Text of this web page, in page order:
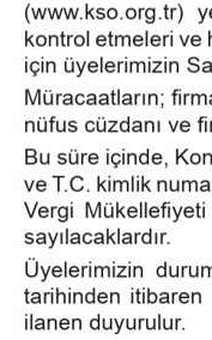
TARIM
Üyemiz, Konya Sanayi
2026 Çarşamba, saat
“Akıllı Tarım Makineleri